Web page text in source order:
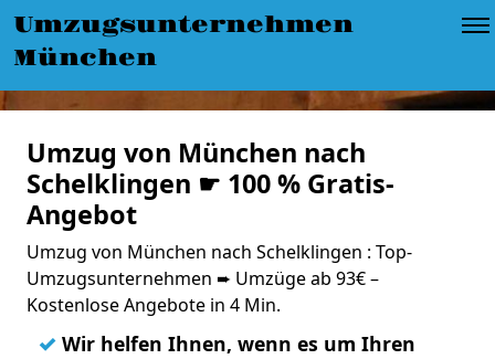
Umzugsunternehmen
München
Umzug von München nach
Schelklingen ☛ 100 % Gratis-
Angebot
Umzug von München nach Schelklingen : Top-
Umzugsunternehmen ➨ Umzüge ab 93€ –
Kostenlose Angebote in 4 Min.
✓ Wir helfen Ihnen, wenn es um Ihren